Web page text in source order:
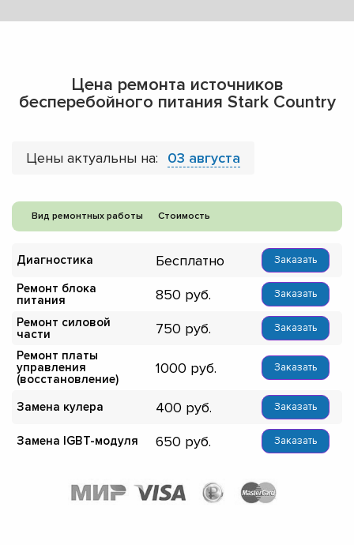
Цена ремонта источников
бесперебойного питания Stark Country
Цены актуальны на: 03 августа
Вид ремонтных работы Стоимость
Диагностика Бесплатно Заказать
Ремонт блока
питания
850 Заказать
Ремонт силовой
части
750 Заказать
Ремонт платы
управления
(восстановление)
1000 Заказать
Замена кулера 400 Заказать
Замена IGBT-модуля 650 Заказать